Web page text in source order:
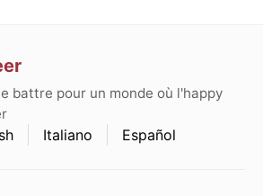
battre pour un monde où l'happy
Italiano Español